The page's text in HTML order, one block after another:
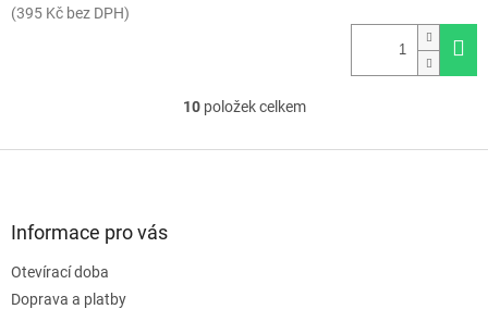
(395 Kč bez DPH)
O
l
10položek celkem
Informace pro vás
Otevírací doba
Doprava a platby